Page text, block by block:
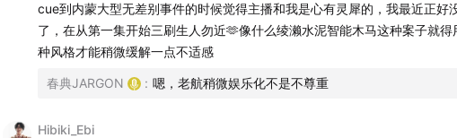
cue到内蒙大型无差别事件的时候觉得主播和我是心有灵犀的，我最近正好
了，在从第一集开始三刷生人勿近🫶像什么绫濑水泥智能木马这种案子就得
种风格才能稍微缓解一点不适感
春典JARGON : 嗯，老航稍微娱乐化不是不尊重
Hibiki_Ebi